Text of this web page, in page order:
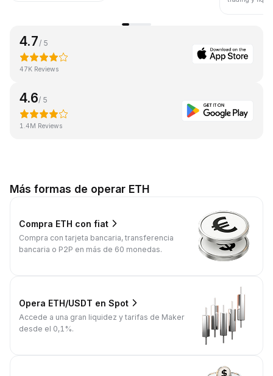
4.7/ 5
47K Reviews
4.6/ 5
1.4M Reviews
Más formas de operar ETH
Compra ETH con fiat
Compra con tarjeta bancaria, transferencia
bancaria o P2P en más de 60 monedas.
Opera ETH/USDT en Spot
Accede a una gran liquidez y tarifas de Maker
desde el 0,1%.